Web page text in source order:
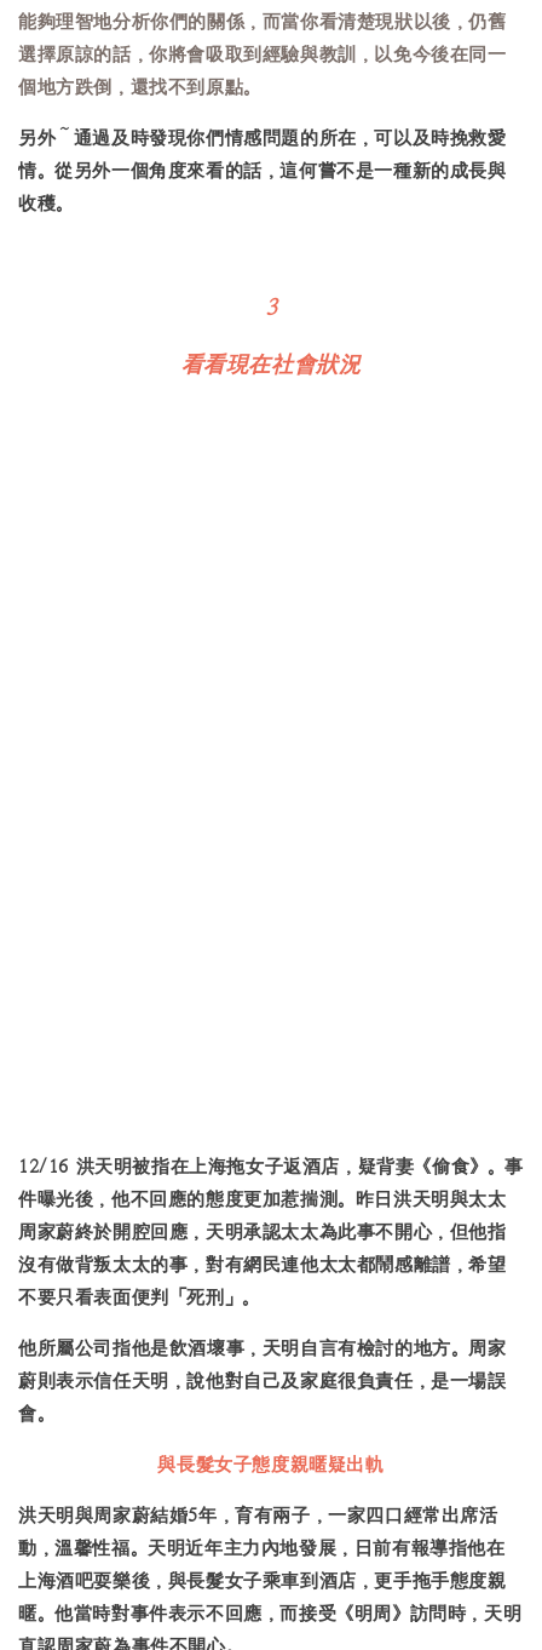
能夠理智地分析你們的關係，而當你看清楚現狀以後，仍舊
選擇原諒的話，你將會吸取到經驗與教訓，以免今後在同一
個地方跌倒，還找不到原點。
另外～通過及時發現你們情感問題的所在，可以及時挽救愛
情。從另外一個角度來看的話，這何嘗不是一種新的成長與
收穫。
3
看看現在社會狀況
12/16 洪天明被指在上海拖女子返酒店，疑背妻《偷食》。事
件曝光後，他不回應的態度更加惹揣測。昨日洪天明與太太
周家蔚終於開腔回應，天明承認太太為此事不開心，但他指
沒有做背叛太太的事，對有網民連他太太都鬧感離譜，希望
不要只看表面便判「死刑」。
他所屬公司指他是飲酒壞事，天明自言有檢討的地方。周家
蔚則表示信任天明，說他對自己及家庭很負責任，是一場誤
會。
與長髮女子態度親暱疑出軌
洪天明與周家蔚結婚5年，育有兩子，一家四口經常出席活
動，溫馨性福。天明近年主力內地發展，日前有報導指他在
上海酒吧耍樂後，與長髮女子乘車到酒店，更手拖手態度親
暱。他當時對事件表示不回應，而接受《明周》訪問時，天明
直認周家蔚為事件不開心。